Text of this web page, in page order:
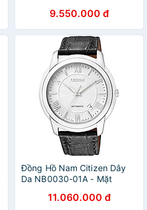
9.550.000 đ
Đồng Hồ Nam Citizen Dây
Da NB0030-01A - Mặt
11.060.000 đ